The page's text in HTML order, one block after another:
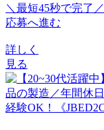
＼最短45秒で完了／
応募へ進む
詳しく
見る